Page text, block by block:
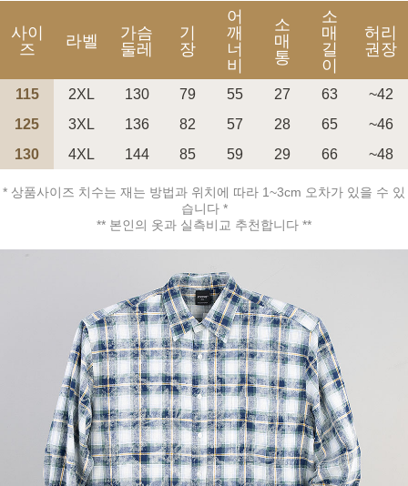
페이코 ID로 페
PAYCO 바로구매
사이
즈
라벨
가슴
둘레
기
장
어
깨
너
비
소
매
통
소
매
길
이
허리
권장
115 2XL 130 79 55 27 63
~42
125
3XL 136 82 57 28 65
~46
130
4XL 144 85 59 29 66 ~48
* 상품사이즈 치수는 재는 방법과 위치에 따라 1~3cm 오차가 있을 수 있
습니다 *
** 본인의 옷과 실측비교 추천합니다 **